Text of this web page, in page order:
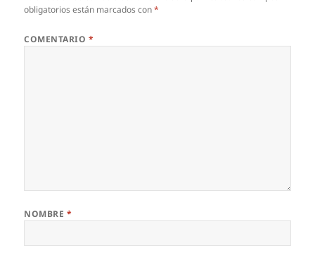
obligatorios están marcados con*
COMENTARIO *
NOMBRE *